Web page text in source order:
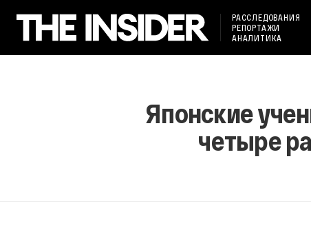
РАССЛЕДОВАНИЯ
РЕПОРТАЖИ
АНАЛИТИКА
Японские
четыре